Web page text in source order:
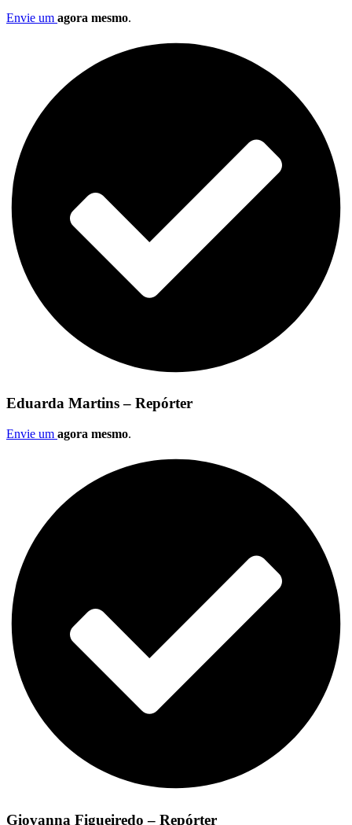
Envie um agora mesmo.
Eduarda Martins – Repórter
Envie um agora mesmo.
Giovanna Figueiredo – Repórter